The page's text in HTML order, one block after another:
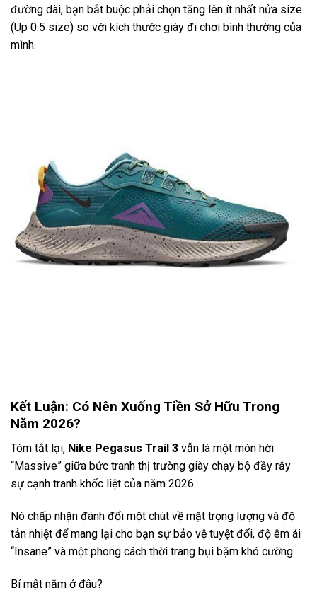
đường dài, bạn bắt buộc phải chọn tăng lên ít nhất nửa size
(Up 0.5 size) so với kích thước giày đi chơi bình thường của
mình.
Kết Luận: Có Nên Xuống Tiền Sở Hữu Trong
Năm 2026?
Tóm tắt lại, Nike Pegasus Trail 3 vẫn là một món hời
“Massive” giữa bức tranh thị trường giày chạy bộ đầy rẫy
sự cạnh tranh khốc liệt của năm 2026.
Nó chấp nhận đánh đổi một chút về mặt trọng lượng và độ
tản nhiệt để mang lại cho bạn sự bảo vệ tuyệt đối, độ êm ái
“Insane” và một phong cách thời trang bụi bặm khó cưỡng.
Bí mật nằm ở đâu?